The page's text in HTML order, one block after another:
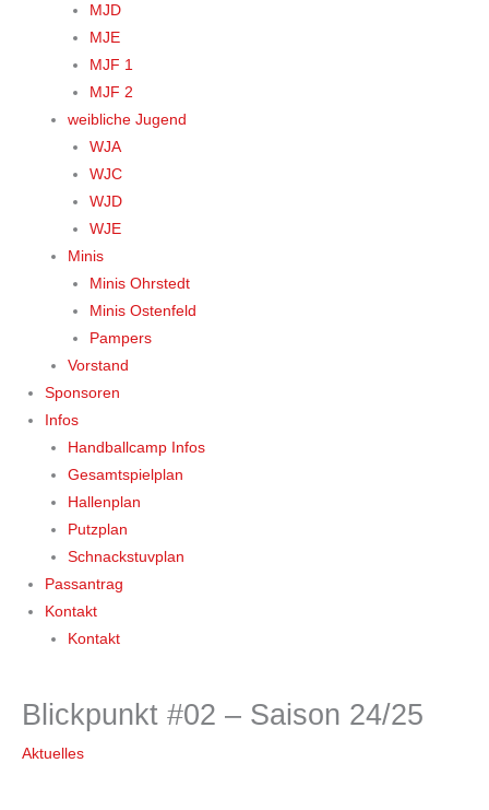
MJD
MJE
MJF 1
MJF 2
weibliche Jugend
WJA
WJC
WJD
WJE
Minis
Minis Ohrstedt
Minis Ostenfeld
Pampers
Vorstand
Sponsoren
Infos
Handballcamp Infos
Gesamtspielplan
Hallenplan
Putzplan
Schnackstuvplan
Passantrag
Kontakt
Kontakt
Blickpunkt #02 – Saison 24/25
Aktuelles